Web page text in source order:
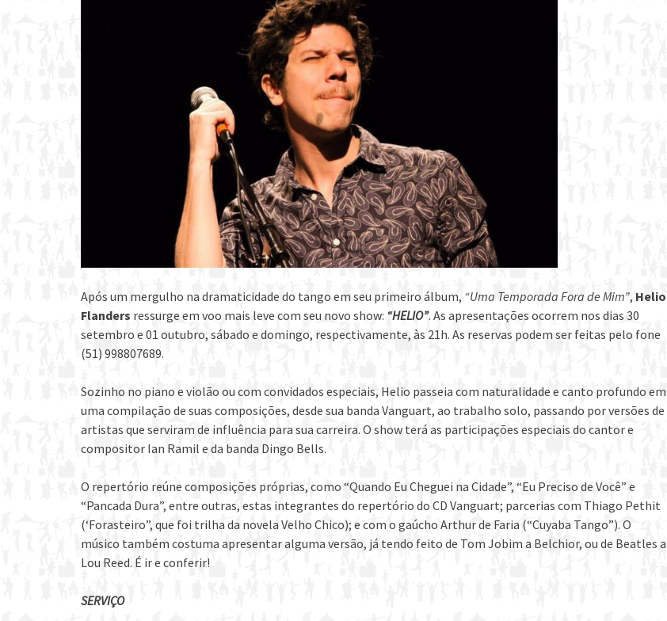
Após um mergulho na dramaticidade do tango em seu primeiro álbum, “Uma Temporada Fora de Mim”, Helio
Flanders ressurge em voo mais leve com seu novo show: “HELIO”. As apresentações ocorrem nos dias 30
setembro e 01 outubro, sábado e domingo, respectivamente, às 21h. As reservas podem ser feitas pelo fone
(51) 998807689.
Sozinho no piano e violão ou com convidados especiais, Helio passeia com naturalidade e canto profundo em
uma compilação de suas composições, desde sua banda Vanguart, ao trabalho solo, passando por versões de
artistas que serviram de influência para sua carreira. O show terá as participações especiais do cantor e
compositor Ian Ramil e da banda Dingo Bells.
O repertório reúne composições próprias, como “Quando Eu Cheguei na Cidade”, “Eu Preciso de Você” e
“Pancada Dura”, entre outras, estas integrantes do repertório do CD Vanguart; parcerias com Thiago Pethit
(‘Forasteiro”, que foi trilha da novela Velho Chico); e com o gaúcho Arthur de Faria (“Cuyaba Tango”). O
músico também costuma apresentar alguma versão, já tendo feito de Tom Jobim a Belchior, ou de Beatles a
Lou Reed. É ir e conferir!
SERVIÇO